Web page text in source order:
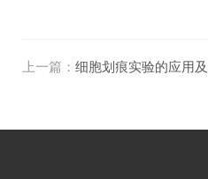
上一篇： 细胞划痕实验的应用